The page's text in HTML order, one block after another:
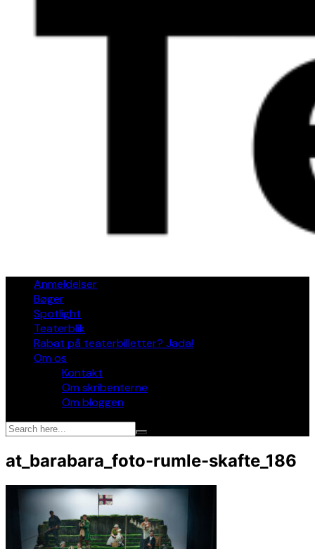
Anmeldelser
Bøger
Spotlight
Teaterblik
Rabat på teaterbilletter? Jada!
Om os
Kontakt
Om skribenterne
Om bloggen
at_barabara_foto-rumle-skafte_186